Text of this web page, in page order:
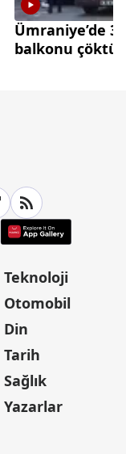
Ümraniye’de 3
balkonu çöktü
Teknoloji
Otomobil
Din
Tarih
Sağlık
Yazarlar